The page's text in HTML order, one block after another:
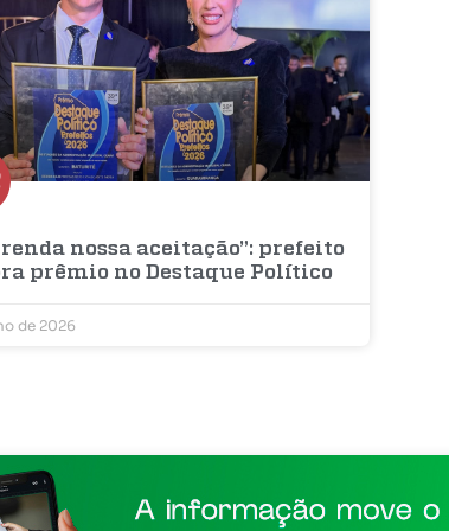
nossa aceitação”: prefeito
prêmio no Destaque Político
de 2026